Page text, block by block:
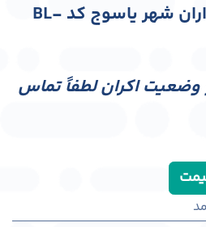
بیلبورد خیابان پاسداران شهر یاسوج کد BL-
وضعیت اکران لطفاً تماس